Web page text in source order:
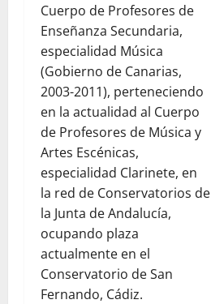
Cuerpo de Profesores de
Enseñanza Secundaria,
especialidad Música
(Gobierno de Canarias,
2003-2011), perteneciendo
en la actualidad al Cuerpo
de Profesores de Música y
Artes Escénicas,
especialidad Clarinete, en
la red de Conservatorios de
la Junta de Andalucía,
ocupando plaza
actualmente en el
Conservatorio de San
Fernando, Cádiz.